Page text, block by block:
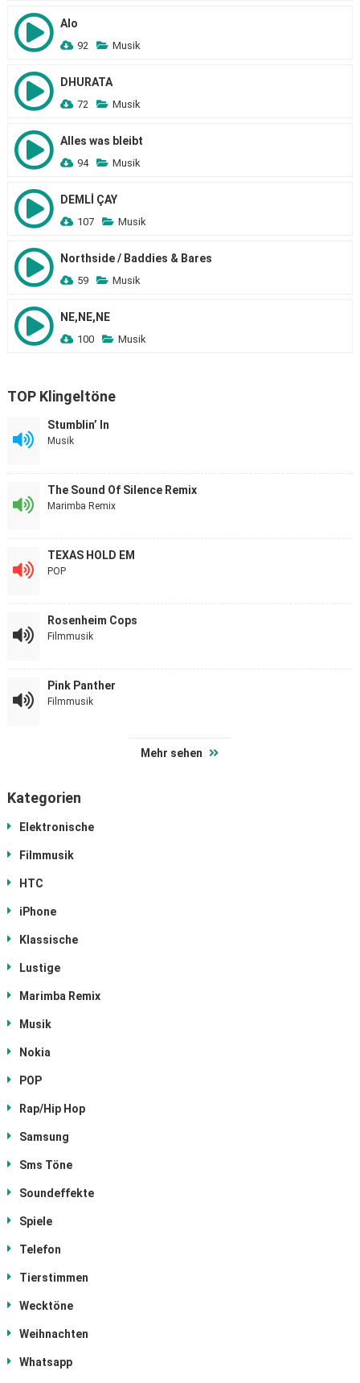
Alo
92 Musik
DHURATA
72 Musik
Alles was bleibt
94 Musik
DEMLİ ÇAY
107 Musik
Northside / Baddies & Bares
59 Musik
NE,NE,NE
100 Musik
TOP Klingeltöne
Stumblin’ In
Musik
The Sound Of Silence Remix
Marimba Remix
TEXAS HOLD EM
POP
Rosenheim Cops
Filmmusik
Pink Panther
Filmmusik
Mehr sehen
Kategorien
Elektronische
Filmmusik
HTC
iPhone
Klassische
Lustige
Marimba Remix
Musik
Nokia
POP
Rap/Hip Hop
Samsung
Sms Töne
Soundeffekte
Spiele
Telefon
Tierstimmen
Wecktöne
Weihnachten
Whatsapp